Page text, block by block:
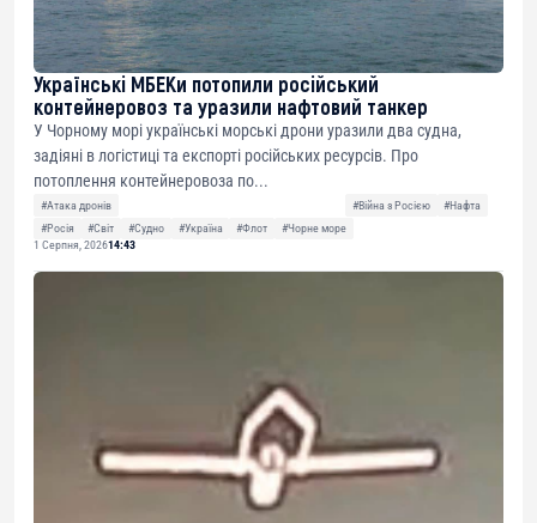
Українські МБЕКи потопили російський
контейнеровоз та уразили нафтовий танкер
У Чорному морі українські морські дрони уразили два судна,
задіяні в логістиці та експорті російських ресурсів. Про
потоплення контейнеровоза по...
#Атака дронів #Війна з Росією
#Нафта
#Росія
#Світ #Судно #Україна #Флот
#Чорне море
1 Серпня, 202614:43